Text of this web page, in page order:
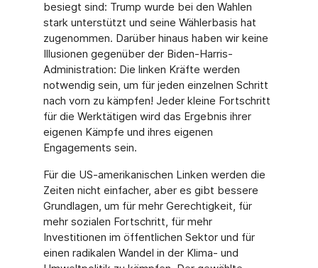
besiegt sind: Trump wurde bei den Wahlen
stark unterstützt und seine Wählerbasis hat
zugenommen. Darüber hinaus haben wir keine
Illusionen gegenüber der Biden-Harris-
Administration: Die linken Kräfte werden
notwendig sein, um für jeden einzelnen Schritt
nach vorn zu kämpfen! Jeder kleine Fortschritt
für die Werktätigen wird das Ergebnis ihrer
eigenen Kämpfe und ihres eigenen
Engagements sein.
Für die US-amerikanischen Linken werden die
Zeiten nicht einfacher, aber es gibt bessere
Grundlagen, um für mehr Gerechtigkeit, für
mehr sozialen Fortschritt, für mehr
Investitionen im öffentlichen Sektor und für
einen radikalen Wandel in der Klima- und